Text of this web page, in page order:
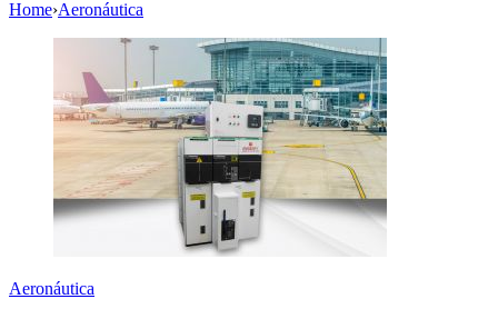
Home›Aeronáutica
Aeronáutica